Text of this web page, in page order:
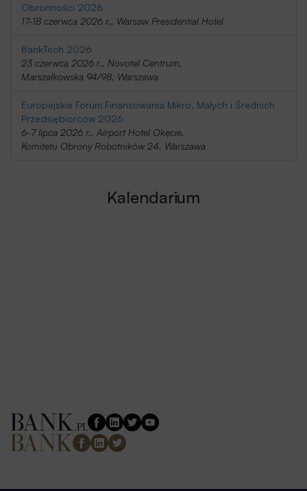
Obronności 2026
17-18 czerwca 2026 r., Warsaw Presidential Hotel
BankTech 2026
23 czerwca 2026 r., Novotel Centrum,
Marszałkowska 94/98, Warszawa
Europejskie Forum Finansowania Mikro, Małych i Średnich
Przedsiębiorców 2026
6-7 lipca 2026 r., Airport Hotel Okęcie,
Komitetu Obrony Robotników 24, Warszawa
Kalendarium